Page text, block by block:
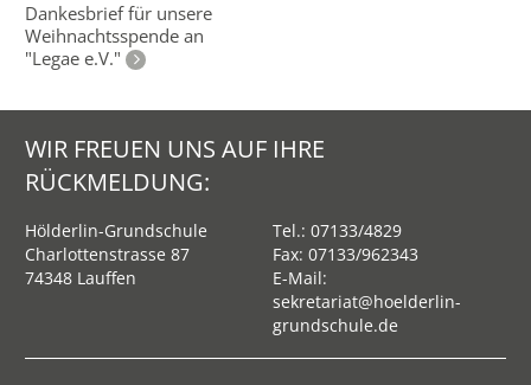
Dankesbrief für unsere
Weihnachtsspende an
"Legae e.V."
WIR FREUEN UNS AUF IHRE
RÜCKMELDUNG:
Hölderlin-Grundschule
Charlottenstrasse 87
74348 Lauffen
Tel.:07133/4829
Fax: 07133/962343
E-Mail:
sekretariat@hoelderlin-
grundschule.de